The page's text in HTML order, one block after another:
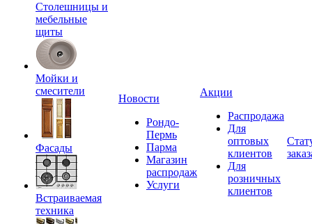
Столешницы и
мебельные
щиты
Мойки и
смесители
Фасады
Встраиваемая
техника
Новости
Рондо-
Пермь
Парма
Магазин
распродаж
Услуги
Акции
Распродажа
Для
оптовых
клиентов
Для
розничных
клиентов